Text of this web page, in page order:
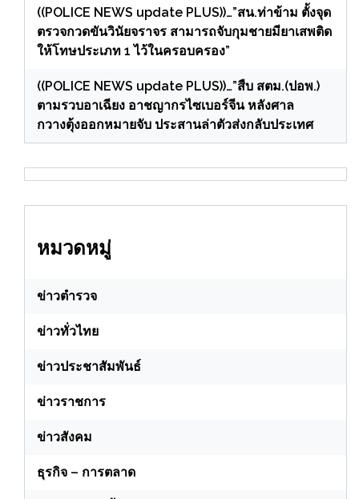
((POLICE NEWS update PLUS))…”สน.ท่าข้าม ตั้งจุด
ตรวจกวดขันวินัยจราจร สามารถจับกุมชายมียาเสพติด
ให้โทษประเภท 1 ไว้ในครอบครอง”
((POLICE NEWS update PLUS))…”สืบ สตม.(ปอพ.)
ตามรวบอาเฉียง อาชญากรไซเบอร์จีน หลังศาล
กวางตุ้งออกหมายจับ ประสานล่าตัวส่งกลับประเทศ
หมวดหมู่
ข่าวตำรวจ
ข่าวทั่วไทย
ข่าวประชาสัมพันธ์
ข่าวราชการ
ข่าวสังคม
ธุรกิจ – การตลาด